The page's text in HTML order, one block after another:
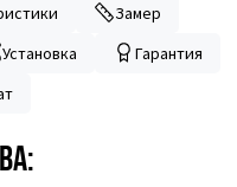
Замер
Установка
Гарантия